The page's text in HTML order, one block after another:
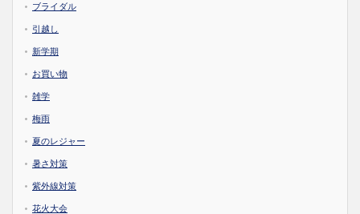
ブライダル
引越し
新学期
お買い物
雑学
梅雨
夏のレジャー
暑さ対策
紫外線対策
花火大会